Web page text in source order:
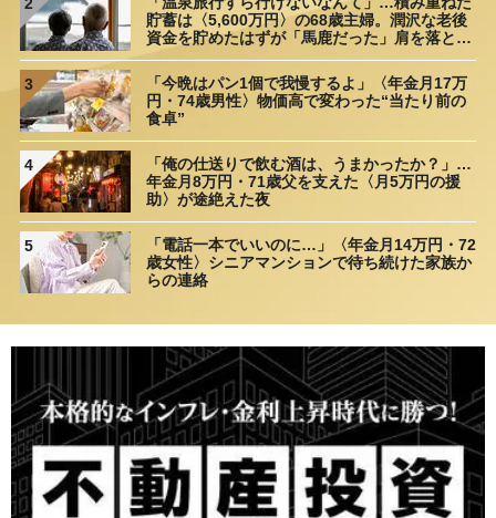
2
貯蓄は〈5,600万円〉の68歳主婦。潤沢な老後
資金を貯めたはずが「馬鹿だった」肩を落とす
理由
3
「今晩はパン1個で我慢するよ」〈年金月17万
円・74歳男性〉物価高で変わった“当たり前の
食卓”
4
「俺の仕送りで飲む酒は、うまかったか？」…
年金月8万円・71歳父を支えた〈月5万円の援
助〉が途絶えた夜
5
「電話一本でいいのに…」〈年金月14万円・72
歳女性〉シニアマンションで待ち続けた家族か
らの連絡